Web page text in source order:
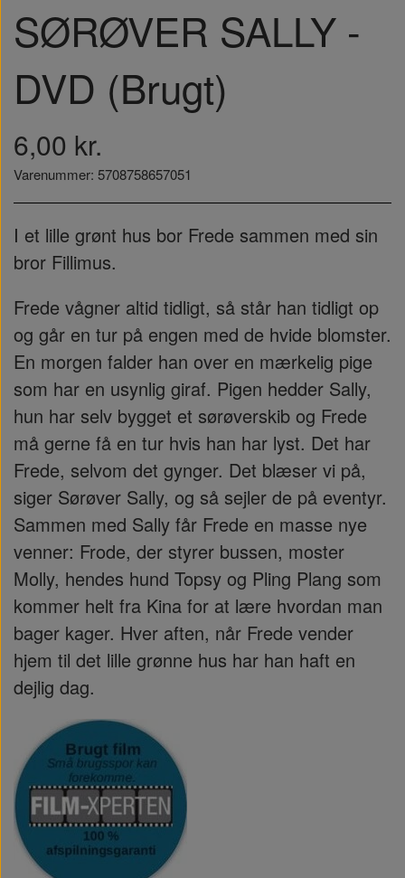
SØRØVER SALLY -
DVD (Brugt)
6,00 kr.
Varenummer: 5708758657051
I et lille grønt hus bor Frede sammen med sin
bror Fillimus.
Frede vågner altid tidligt, så står han tidligt op
og går en tur på engen med de hvide blomster.
En morgen falder han over en mærkelig pige
som har en usynlig giraf. Pigen hedder Sally,
hun har selv bygget et sørøverskib og Frede
må gerne få en tur hvis han har lyst. Det har
Frede, selvom det gynger. Det blæser vi på,
siger Sørøver Sally, og så sejler de på eventyr.
Sammen med Sally får Frede en masse nye
venner: Frode, der styrer bussen, moster
Molly, hendes hund Topsy og Pling Plang som
kommer helt fra Kina for at lære hvordan man
bager kager. Hver aften, når Frede vender
hjem til det lille grønne hus har han haft en
dejlig dag.